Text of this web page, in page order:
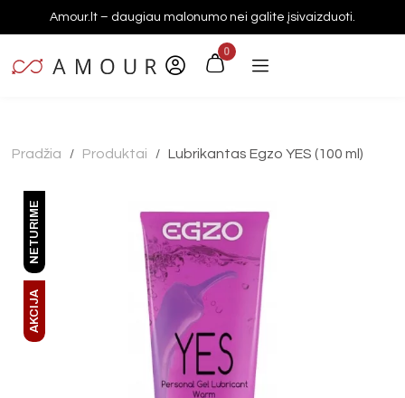
Amour.lt – daugiau malonumo nei galite įsivaizduoti.
0
Pradžia / Produktai / Lubrikantas Egzo YES (100 ml)
AKCIJA
NETURIME